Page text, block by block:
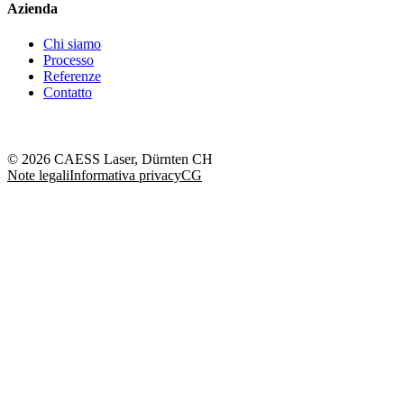
Azienda
Chi siamo
Processo
Referenze
Contatto
© 2026 CAESS Laser, Dürnten CH
Note legaliInformativa privacyCG